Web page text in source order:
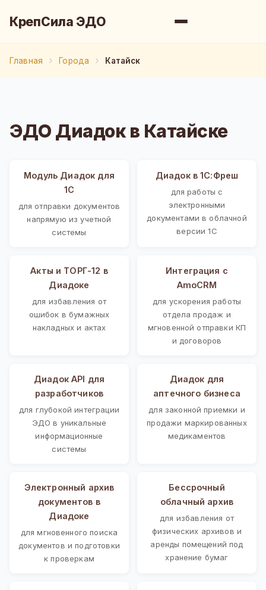
КрепСила ЭДО
Главная Города Катайск
ЭДО Диадок в Катайске
Модуль Диадок для
1С
для отправки документов
напрямую из учетной
системы
Диадок в 1С:Фреш
для работы с
электронными
документами в облачной
версии 1С
Акты и ТОРГ-12 в
Диадоке
для избавления от
ошибок в бумажных
накладных и актах
Интеграция с
AmoCRM
для ускорения работы
отдела продаж и
мгновенной отправки КП
и договоров
Диадок API для
разработчиков
для глубокой интеграции
ЭДО в уникальные
информационные
системы
Диадок для
аптечного бизнеса
для законной приемки и
продажи маркированных
медикаментов
Электронный архив
документов в
Диадоке
для мгновенного поиска
документов и подготовки
к проверкам
Бессрочный
облачный архив
для избавления от
физических архивов и
аренды помещений под
хранение бумаг